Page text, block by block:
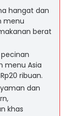
hangat dan
menu
berat
menu Asia
ribuan.
dan
khas